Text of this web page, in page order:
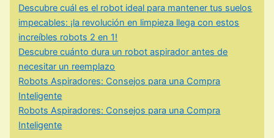
Descubre cuál es el robot ideal para mantener tus suelos
impecables: ¡la revolución en limpieza llega con estos
increíbles robots 2 en 1!
Descubre cuánto dura un robot aspirador antes de
necesitar un reemplazo
Robots Aspiradores: Consejos para una Compra
Inteligente
Robots Aspiradores: Consejos para una Compra
Inteligente